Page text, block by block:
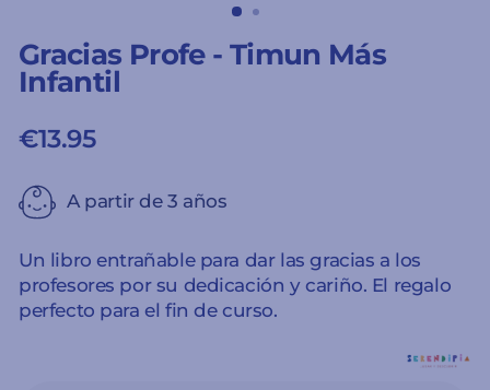
Gracias Profe - Timun Más
Infantil
€13.95
A partir de 3 años
Un libro entrañable para dar las gracias a los
profesores por su dedicación y cariño. El regalo
perfecto para el fin de curso.